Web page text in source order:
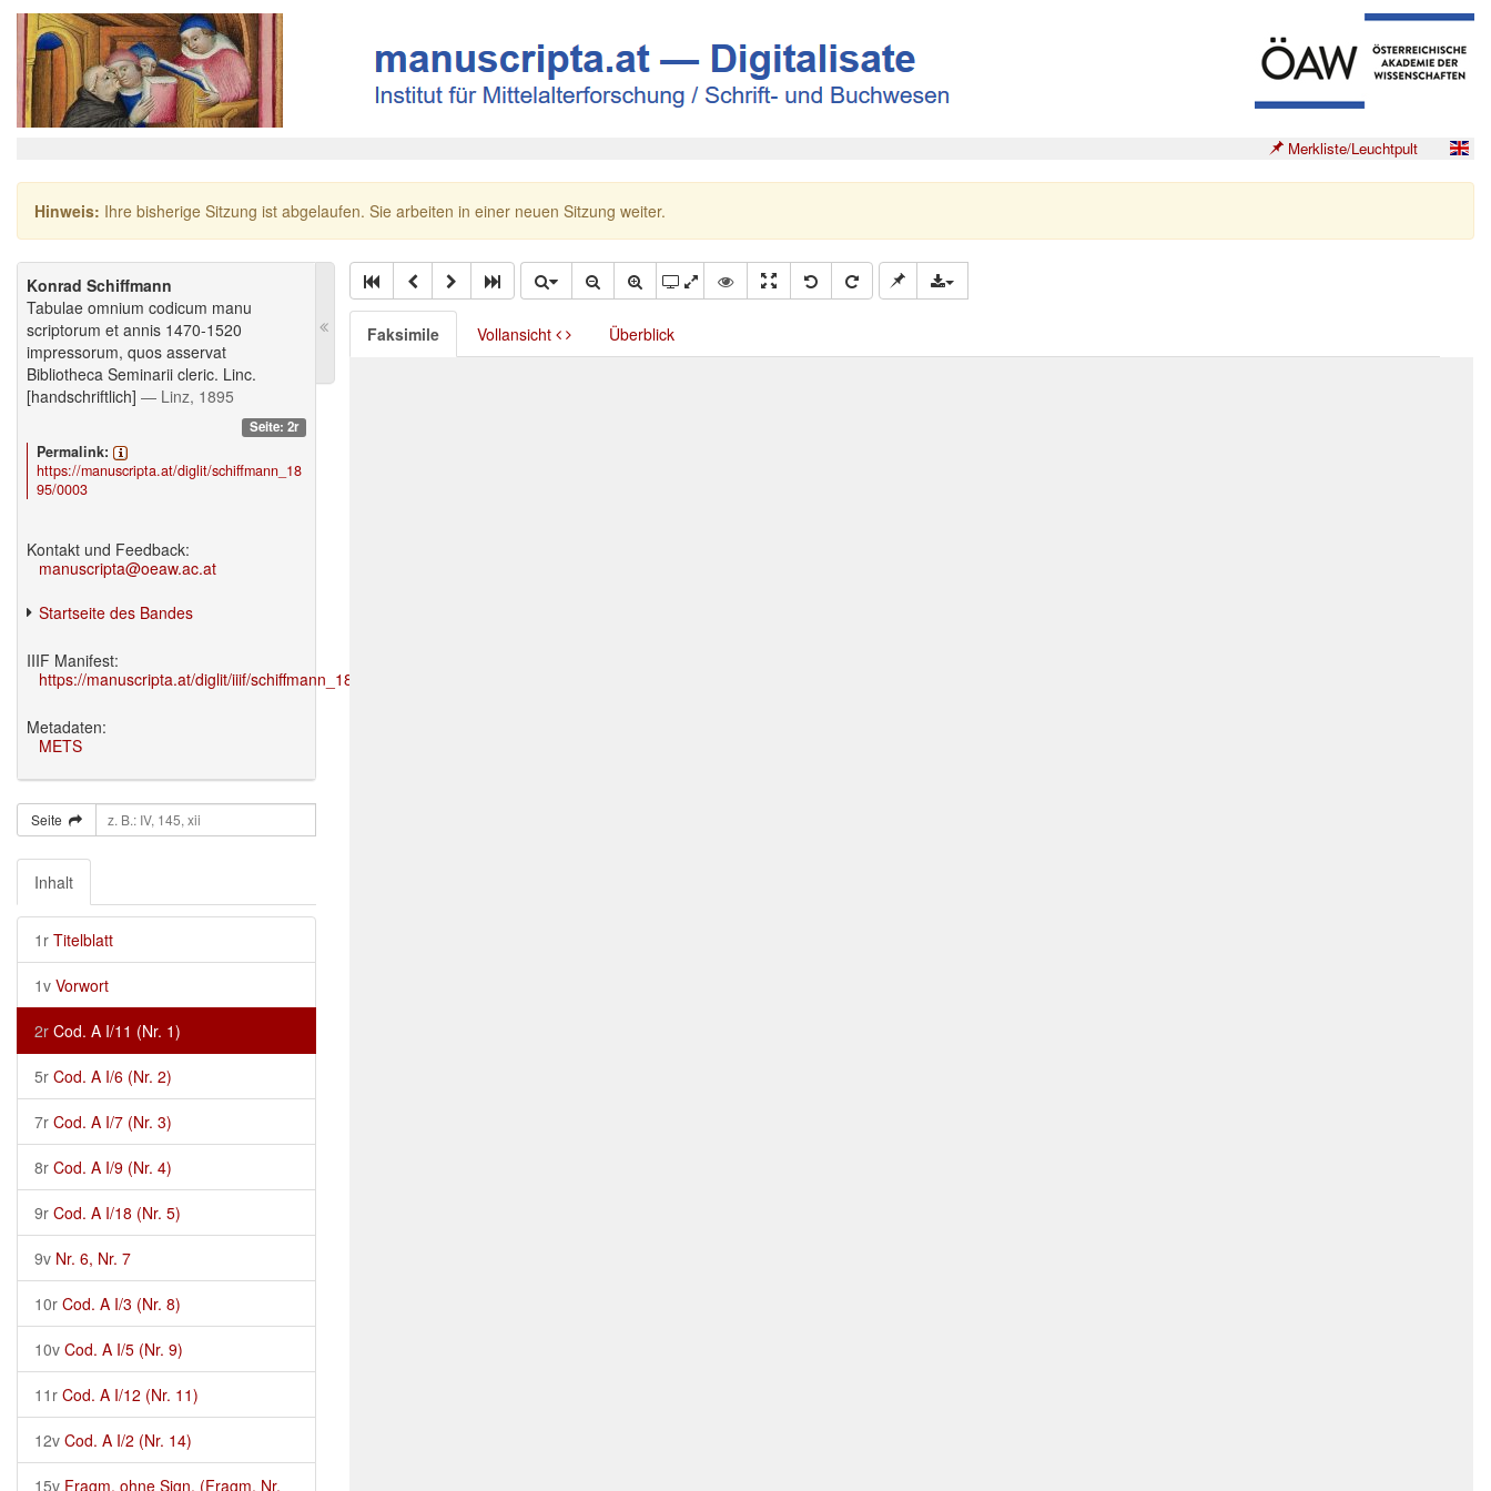
Merkliste/Leuchtpult
Hinweis: Ihre bisherige Sitzung ist abgelaufen. Sie arbeiten in einer neuen Sitzung weiter.
Konrad Schiffmann
Tabulae omnium codicum manu
scriptorum et annis 1470-1520
impressorum, quos asservat
Bibliotheca Seminarii cleric. Linc.
[handschriftlich] — Linz, 1895
Seite: 2r
Permalink:
https://manuscripta.at/diglit/schiffmann_18
95/0003
Kontakt und Feedback:
manuscripta@oeaw.ac.at
Startseite des Bandes
IIIF Manifest:
https://manuscripta.at/diglit/iiif/schiffmann_1895/manifest.json
Metadaten:
METS
Seite
Inhalt
1r Titelblatt
1v Vorwort
2r Cod. A I/11 (Nr. 1)
5r Cod. A I/6 (Nr. 2)
7r Cod. A I/7 (Nr. 3)
8r Cod. A I/9 (Nr. 4)
9r Cod. A I/18 (Nr. 5)
9v Nr. 6, Nr. 7
10r Cod. A I/3 (Nr. 8)
10v Cod. A I/5 (Nr. 9)
11r Cod. A I/12 (Nr. 11)
12v Cod. A I/2 (Nr. 14)
15v Fragm. ohne Sign. (Fragm. Nr.
Faksimile Vollansicht Überblick